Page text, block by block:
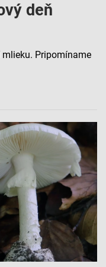
deň
Pripomíname